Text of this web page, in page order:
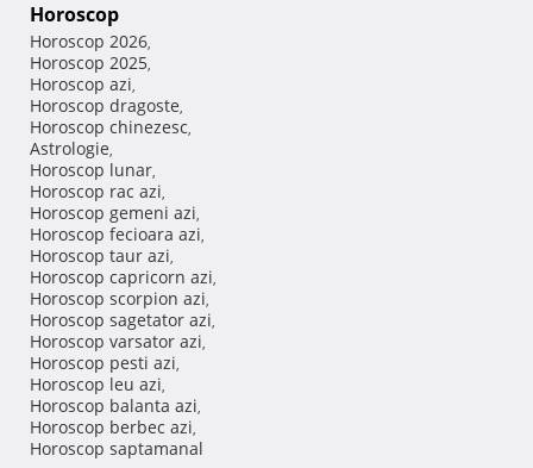
Horoscop
Horoscop 2026,
Horoscop 2025,
Horoscop azi,
Horoscop dragoste,
Horoscop chinezesc,
Astrologie,
Horoscop lunar,
Horoscop rac azi,
Horoscop gemeni azi,
Horoscop fecioara azi,
Horoscop taur azi,
Horoscop capricorn azi,
Horoscop scorpion azi,
Horoscop sagetator azi,
Horoscop varsator azi,
Horoscop pesti azi,
Horoscop leu azi,
Horoscop balanta azi,
Horoscop berbec azi,
Horoscop saptamanal